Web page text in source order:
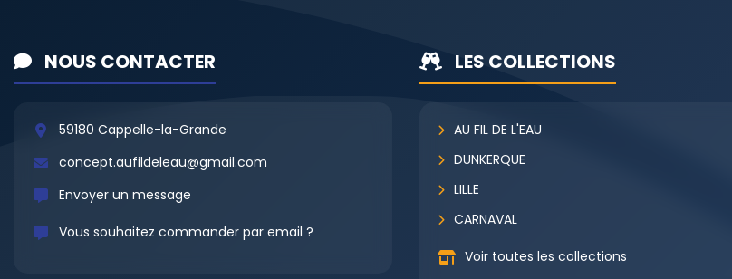
NOUS CONTACTER
59180 Cappelle-la-Grande
concept.aufildeleau@gmail.com
Envoyer un message
Vous souhaitez commander par email ?
LES COLLECTIONS
AU FIL DE L'EAU
DUNKERQUE
LILLE
CARNAVAL
Voir toutes les collections